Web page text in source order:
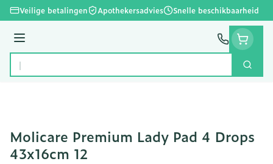
Ga naar de inhoud
Veilige betalingen Apothekersadvies Snelle beschikbaarheid
Menu
Product, merk, categorie...
Zoek
Molicare Premium Lady Pad 4 Drops
43x16cm 12